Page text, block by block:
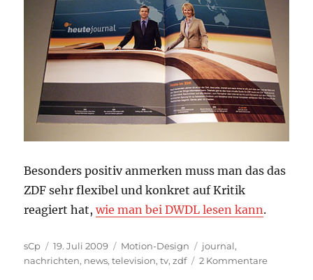
Besonders positiv anmerken muss man das das
ZDF sehr flexibel und konkret auf Kritik
reagiert hat,wie man bei DWDL lesen kann.
Autor
sCp
Veröffentlicht
am
19. Juli 2009 Kategorien
Motion-Design Schlagwörter
journal,
nachrichten, news,television,tv,zdf 2 Kommentarezu